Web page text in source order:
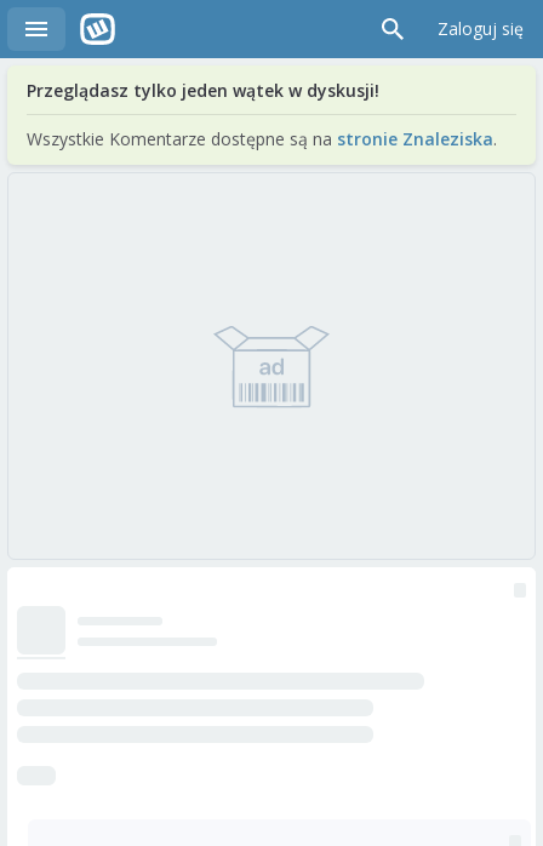
Zaloguj się
Przeglądasz tylko jeden wątek w dyskusji!
Wszystkie Komentarze dostępne są na stronie Znaleziska.